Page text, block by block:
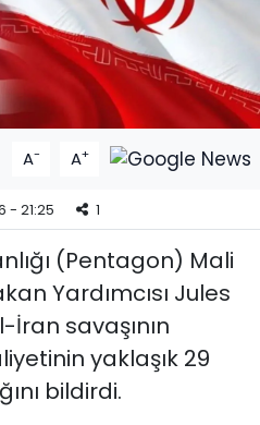
A- A+
- 21:25 1
(Pentagon) Mali
Yardımcısı Jules
İran savaşının
yaklaşık 29
bildirdi.